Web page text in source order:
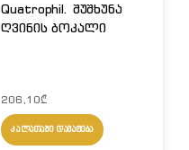
Quatrophil. შუშხუნა
ღვინის ბოკალი
206,10₾
ᲙᲐᲚᲐᲗᲐᲨᲘ ᲓᲐᲛᲐᲢᲔᲑᲐ